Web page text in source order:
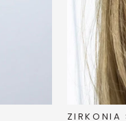
ZIRKONIA